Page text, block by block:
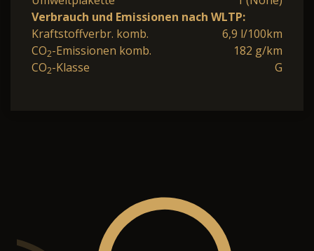
Verbrauch und Emissionen nach WLTP:
Kraftstoffverbr. komb.
6,9 l/100km
CO2-Emissionen komb.
182 g/km
CO2-Klasse G